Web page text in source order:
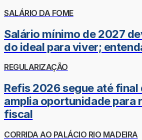
SALÁRIO DA FOME
Salário mínimo de 2027
do ideal para viver;
REGULARIZAÇÃO
Refis 2026 segue até final
amplia oportunidade para
fiscal
CORRIDA AO PALÁCIO RIO MADEIRA